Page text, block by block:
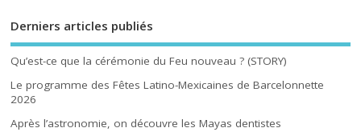
Derniers articles publiés
Qu’est-ce que la cérémonie du Feu nouveau ? (STORY)
Le programme des Fêtes Latino-Mexicaines de Barcelonnette
2026
Après l’astronomie, on découvre les Mayas dentistes